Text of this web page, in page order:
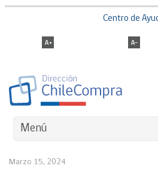
Centro de
Menú
Marzo 15, 2024